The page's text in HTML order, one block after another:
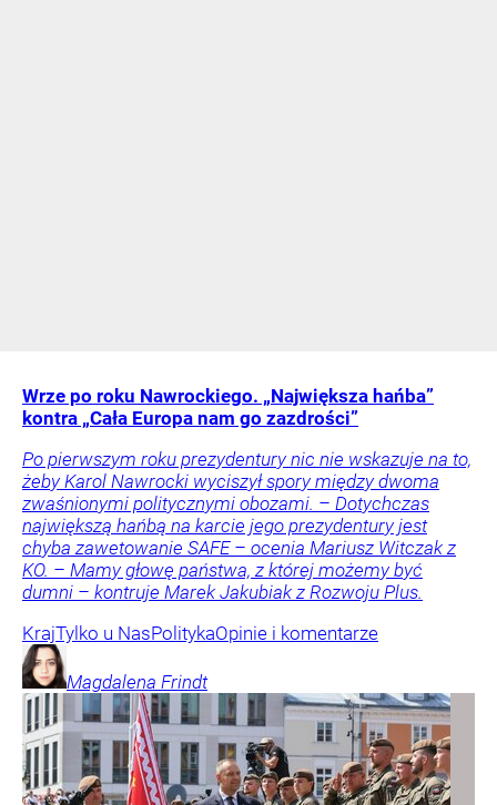
Wrze po roku Nawrockiego. „Największa hańba”
kontra „Cała Europa nam go zazdrości”
Po pierwszym roku prezydentury nic nie wskazuje na to,
żeby Karol Nawrocki wyciszył spory między dwoma
zwaśnionymi politycznymi obozami. – Dotychczas
największą hańbą na karcie jego prezydentury jest
chyba zawetowanie SAFE – ocenia Mariusz Witczak z
KO. – Mamy głowę państwa, z której możemy być
dumni – kontruje Marek Jakubiak z Rozwoju Plus.
KrajTylko u NasPolitykaOpinie i komentarze
Magdalena Frindt